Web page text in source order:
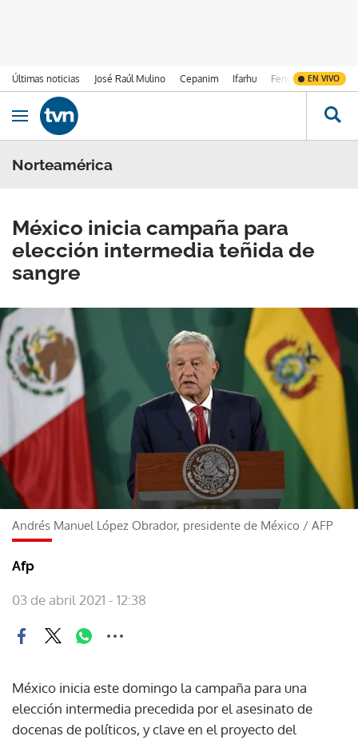
Últimas noticias José Raúl Mulino Cepanim Ifarhu Fenómeno de El
EN VIVO
Ir al contenido
Obrir navegació
Norteamérica
México inicia campaña para
elección intermedia teñida de
sangre
Andrés Manuel López Obrador, presidente de México / AFP
Afp
03 de abril 2021 - 12:38
México inicia este domingo la campaña para una
elección intermedia precedida por el asesinato de
docenas de políticos, y clave en el proyecto del